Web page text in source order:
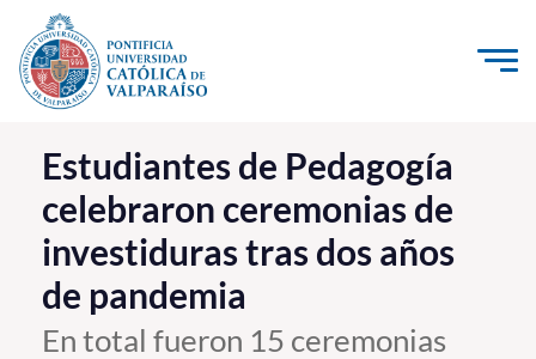
Click acá para ir directamente al contenido
La Universidad
Investigación, Creación e Innovación
PUCV Internacional
Vinculación con el Medio
Estudiantes de Pedagogía
celebraron ceremonias de
investiduras tras dos años
de pandemia
En total fueron 15 ceremonias